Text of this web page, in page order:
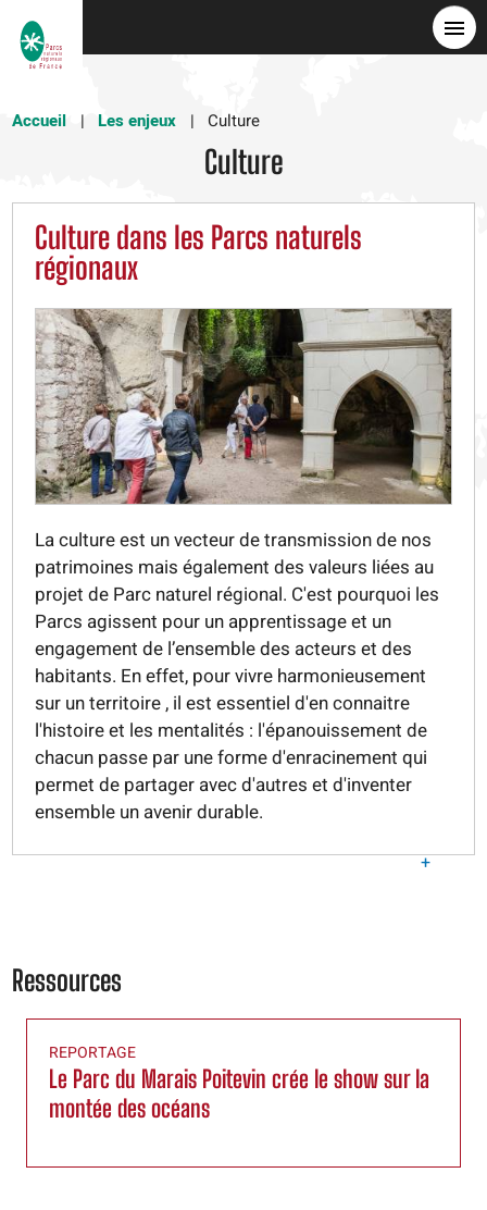
Accueil
Les enjeux Culture
Culture
Culture dans les Parcs naturels
régionaux
La culture est un vecteur de transmission de nos
patrimoines mais également des valeurs liées au
projet de Parc naturel régional. C'est pourquoi les
Parcs agissent pour un apprentissage et un
engagement de l’ensemble des acteurs et des
habitants. En effet, pour vivre harmonieusement
sur un territoire , il est essentiel d'en connaitre
l'histoire et les mentalités : l'épanouissement de
chacun passe par une forme d'enracinement qui
permet de partager avec d'autres et d'inventer
ensemble un avenir durable.
+
Ressources
REPORTAGE
Le Parc du Marais Poitevin crée le show sur la
montée des océans